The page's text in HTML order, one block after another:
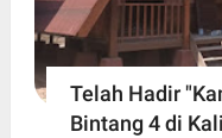
Telah Hadir
Bintang 4 di